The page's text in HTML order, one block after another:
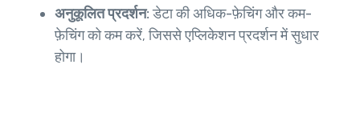
अनुकूलित प्रदर्शन:डेटा की अधिक-फ़ेचिंग और कम-
फ़ेचिंग को कम करें, जिससे एप्लिकेशन प्रदर्शन में सुधार
होगा।